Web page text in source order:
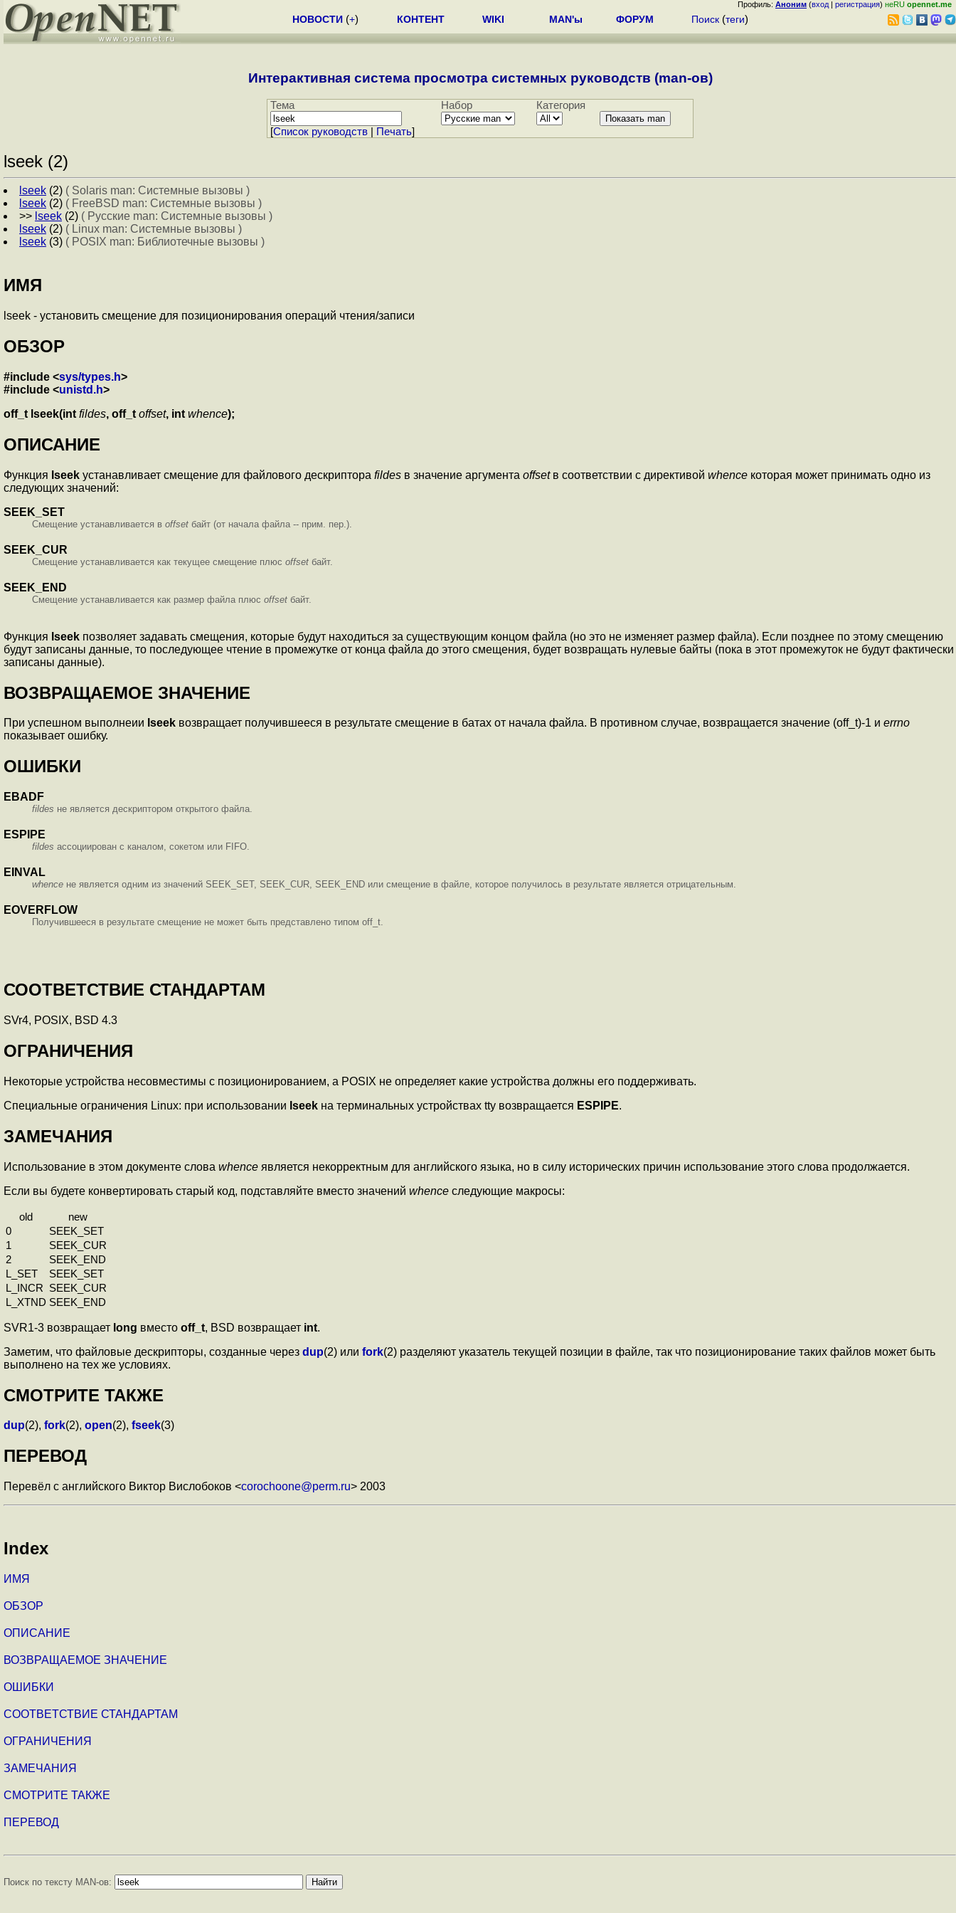
Профиль: Аноним (вход | регистрация) неRU opennet.me
НОВОСТИ (+) КОНТЕНТ WIKI MAN'ы ФОРУМ Поиск (теги)
Интерактивная система просмотра системных руководств (man-ов)
Тема Набор Категория
[Cписок руководств| Печать]
lseek (2)
lseek (2) ( Solaris man: Системные вызовы )
lseek (2) ( FreeBSD man: Системные вызовы )
>> lseek (2) ( Русские man: Системные вызовы )
lseek (2) ( Linux man: Системные вызовы )
lseek (3) ( POSIX man: Библиотечные вызовы )
ИМЯ
lseek - установить смещение для позиционирования операций чтения/записи
ОБЗОР
#include <sys/types.h>
#include <unistd.h>
off_t lseek(int fildes, off_t offset, int whence);
ОПИСАНИЕ
Функция lseek устанавливает смещение для файлового дескриптора fildes в значение аргумента offsetв соответствии с директивой whence которая может принимать одно из
следующих значений:
SEEK_SET
Смещение устанавливается в offset байт (от начала файла -- прим. пер.).
SEEK_CUR
Смещение устанавливается как текущее смещение плюс offset байт.
SEEK_END
Смещение устанавливается как размер файла плюс offset байт.
Функция lseek позволяет задавать смещения, которые будут находиться за существующим концом файла (но это не изменяет размер файла). Если позднее по этому смещению
будут записаны данные, то последующее чтение в промежутке от конца файла до этого смещения, будет возвращать нулевые байты (пока в этот промежуток не будут фактически
записаны данные).
ВОЗВРАЩАЕМОЕ ЗНАЧЕНИЕ
При успешном выполнеии lseek возвращает получившееся в результате смещение в батах от начала файла. В противном случае, возвращается значение (off_t)-1 и errno
показывает ошибку.
ОШИБКИ
EBADF
fildes не является дескриптором открытого файла.
ESPIPE
fildes ассоциирован с каналом, сокетом или FIFO.
EINVAL
whence не является одним из значений SEEK_SET, SEEK_CUR, SEEK_END или смещение в файле, которое получилось в результате является отрицательным.
EOVERFLOW
Получившееся в результате смещение не может быть представлено типом off_t.
СООТВЕТСТВИЕ СТАНДАРТАМ
SVr4, POSIX, BSD 4.3
ОГРАНИЧЕНИЯ
Некоторые устройства несовместимы с позиционированием, а POSIX не определяет какие устройства должны его поддерживать.
Специальные ограничения Linux: при использовании lseek на терминальных устройствах tty возвращается ESPIPE.
ЗАМЕЧАНИЯ
Использование в этом документе слова whence является некорректным для английского языка, но в силу исторических причин использование этого слова продолжается.
Если вы будете конвертировать старый код, подставляйте вместо значений whence следующие макросы:
old
new
0
SEEK_SET
1
SEEK_CUR
2
SEEK_END
L_SET
SEEK_SET
L_INCR
SEEK_CUR
L_XTND SEEK_END
SVR1-3 возвращает long вместо off_t, BSD возвращает int.
Заметим, что файловые дескрипторы, созданные через dup(2) или fork(2) разделяют указатель текущей позиции в файле, так что позиционирование таких файлов может быть
выполнено на тех же условиях.
СМОТРИТЕ ТАКЖЕ
dup(2), fork(2), open(2), fseek(3)
ПЕРЕВОД
Перевёл с английского Виктор Вислобоков <corochoone@perm.ru> 2003
Index
ИМЯ
ОБЗОР
ОПИСАНИЕ
ВОЗВРАЩАЕМОЕ ЗНАЧЕНИЕ
ОШИБКИ
СООТВЕТСТВИЕ СТАНДАРТАМ
ОГРАНИЧЕНИЯ
ЗАМЕЧАНИЯ
СМОТРИТЕ ТАКЖЕ
ПЕРЕВОД
Поиск по тексту MAN-ов: